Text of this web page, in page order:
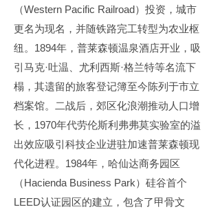
（Western Pacific Railroad）投资，城市
更名为现名，并随铁路完工转型为农业枢
纽。1894年，普莱森顿温泉酒店开业，吸
引马克·吐温、尤利西斯·格兰特等名流下
榻，其遗留的旅客登记簿至今陈列于市立
档案馆。二战后，郊区化浪潮推动人口增
长，1970年代劳伦斯利弗弗莫实验室的溢
出效应吸引科技企业进驻加速普莱森顿现
代化进程。1984年，哈仙达商务园区
（Hacienda Business Park）硅谷首个
LEED认证园区的建立，包含了甲骨文